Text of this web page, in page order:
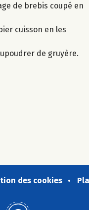
de brebis coupé en
cuisson en les
de gruyère.
des cookies